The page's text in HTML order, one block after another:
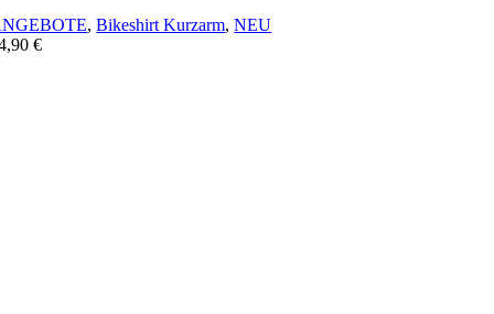
,Bikeshirt Kurzarm,NEU
€